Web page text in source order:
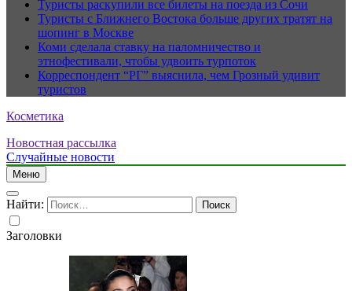
Туристы раскупили все билеты на поезда из Сочи
Туристы с Ближнего Востока больше других тратят на
шопинг в Москве
Коми сделала ставку на паломничество и
этнофестивали, чтобы удвоить турпоток
Корреспондент “РГ” выяснила, чем Грозный удивит
туристов
Косметика
Новостная рассылка
Случайные новости
Меню
Найти:
Заголовки